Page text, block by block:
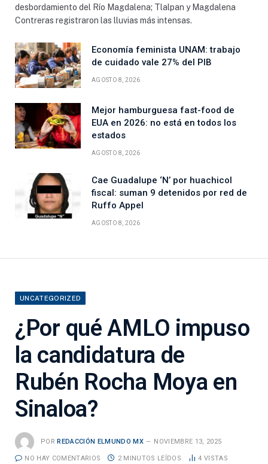
desbordamiento del Río Magdalena; Tlalpan y Magdalena
Contreras registraron las lluvias más intensas.
Economía feminista UNAM: trabajo
de cuidado vale 27% del PIB
AGOSTO 8, 2026
Mejor hamburguesa fast-food de
EUA en 2026: no está en todos los
estados
AGOSTO 8, 2026
Cae Guadalupe ‘N’ por huachicol
fiscal: suman 9 detenidos por red de
Ruffo Appel
AGOSTO 8, 2026
UNCATEGORIZED
¿Por qué AMLO impuso
la candidatura de
Rubén Rocha Moya en
Sinaloa?
POR REDACCIÓN ELMUNDO MX NOVIEMBRE 13, 2025
NO HAY COMENTARIOS 2 MINUTOS LEÍDOS 4 VISTAS